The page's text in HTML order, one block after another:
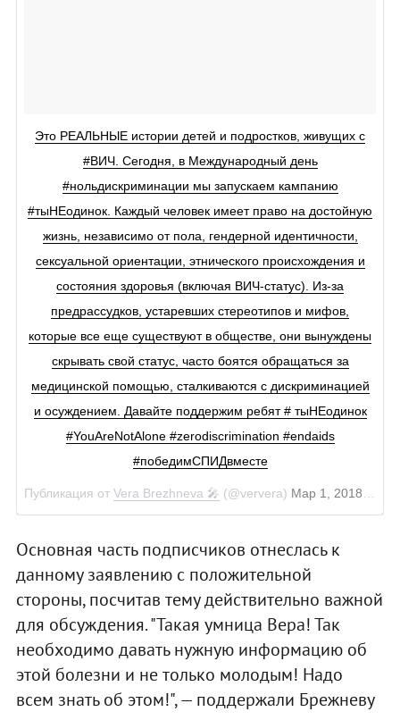
Это РЕАЛЬНЫЕ истории детей и подростков, живущих с
#ВИЧ. Сегодня, в Международный день
#нольдискриминации мы запускаем кампанию
#тыНЕодинок. Каждый человек имеет право на достойную
жизнь, независимо от пола, гендерной идентичности,
сексуальной ориентации, этнического происхождения и
состояния здоровья (включая ВИЧ-статус). Из-за
предрассудков, устаревших стереотипов и мифов,
которые все еще существуют в обществе, они вынуждены
скрывать свой статус, часто боятся обращаться за
медицинской помощью, сталкиваются с дискриминацией
и осуждением. Давайте поддержим ребят # тыНЕодинок
#YouAreNotAlone #zerodiscrimination #endaids
#победимСПИДвместе
Публикация от Vera Brezhneva 🎤 (@ververa) Мар 1, 2018 в 7:59 PST
Основная часть подписчиков отнеслась к
данному заявлению с положительной
стороны, посчитав тему действительно важной
для обсуждения. "Такая умница Вера! Так
необходимо давать нужную информацию об
этой болезни и не только молодым! Надо
всем знать об этом!", — поддержали Брежневу